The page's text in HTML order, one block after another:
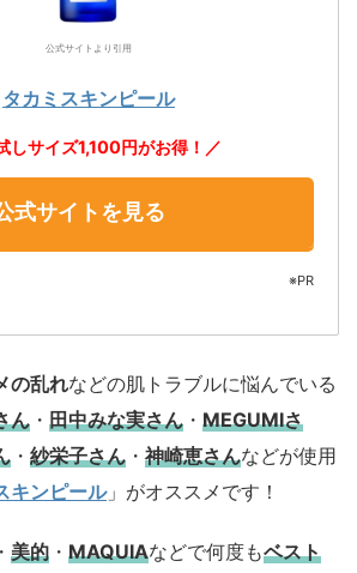
公式サイトより引用
タカミスキンピール
しサイズ1,100円がお得！／
式サイトを見る
※PR
の乱れなどの肌トラブルに悩んでいる
ん ・ 田中みな実さん ・ MEGUMIさ
・ 紗栄子さん ・ 神崎恵さんなどが使用
キンピール」がオススメです！
・ 美的 ・ MAQUIAなどで何度もベスト